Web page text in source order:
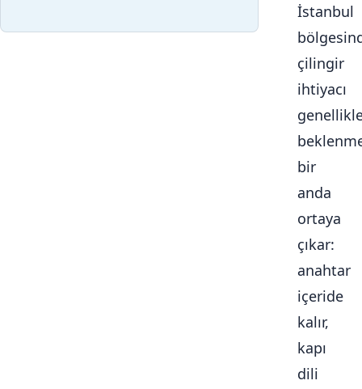
İstanbul
çilingir
ihtiyacı
bir
anda
ortaya
çıkar:
anahtar
içeride
kalır,
kapı
dili